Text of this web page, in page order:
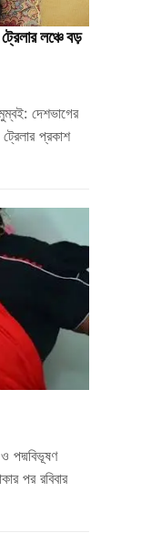
লঞ্চে বড়
দেশভাগের
প্রকাশ
পদ্মবিভূষণ
পর রবিবার